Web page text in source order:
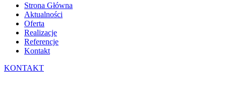
Strona Główna
Aktualności
Oferta
Realizacje
Referencje
Kontakt
KONTAKT